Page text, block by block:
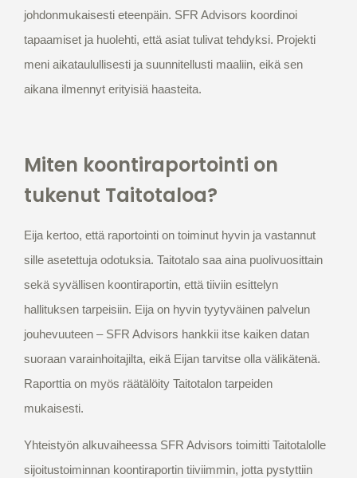
johdonmukaisesti eteenpäin. SFR Advisors koordinoi
tapaamiset ja huolehti, että asiat tulivat tehdyksi. Projekti
meni aikataulullisesti ja suunnitellusti maaliin, eikä sen
aikana ilmennyt erityisiä haasteita.
Miten koontiraportointi on
tukenut Taitotaloa?
Eija kertoo, että raportointi on toiminut hyvin ja vastannut
sille asetettuja odotuksia. Taitotalo saa aina puolivuosittain
sekä syvällisen koontiraportin, että tiiviin esittelyn
hallituksen tarpeisiin. Eija on hyvin tyytyväinen palvelun
jouhevuuteen – SFR Advisors hankkii itse kaiken datan
suoraan varainhoitajilta, eikä Eijan tarvitse olla välikätenä.
Raporttia on myös räätälöity Taitotalon tarpeiden
mukaisesti.
Yhteistyön alkuvaiheessa SFR Advisors toimitti Taitotalolle
sijoitustoiminnan koontiraportin tiiviimmin, jotta pystyttiin